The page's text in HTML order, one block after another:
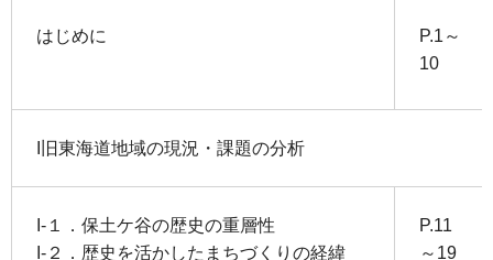
はじめに
P.1～
10
I旧東海道地域の現況・課題の分析
I-１．保土ケ谷の歴史の重層性
I-２．歴史を活かしたまちづくりの経緯
P.11
～19